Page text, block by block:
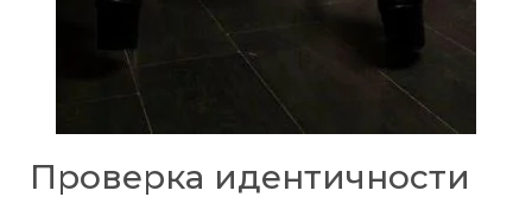
Проверка идентичности